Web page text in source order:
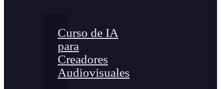
Curso de IA
para
Creadores
Audiovisuales